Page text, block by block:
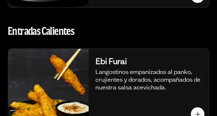
Entradas Calientes
Ebi Furai
Langostinos empanizados al panko,
crujientes y dorados, acompañados de
nuestra salsa acevichada.